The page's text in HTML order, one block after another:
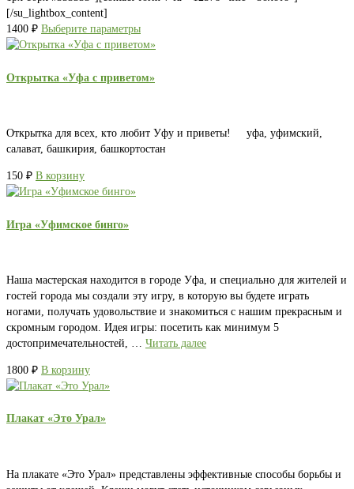
[/su_lightbox_content]
1400 ₽ Выберите параметры
Открытка «Уфа с приветом»
Открытка для всех, кто любит Уфу и приветы! уфа, уфимский,
салават, башкирия, башкортостан
150 ₽ В корзину
Игра «Уфимское бинго»
Наша мастерская находится в городе Уфа, и специально для жителей и
гостей города мы создали эту игру, в которую вы будете играть
ногами, получать удовольствие и знакомиться с нашим прекрасным и
скромным городом. Идея игры: посетить как минимум 5
достопримечательностей, … Читать далее
1800 ₽ В корзину
Плакат «Это Урал»
На плакате «Это Урал» представлены эффективные способы борьбы и